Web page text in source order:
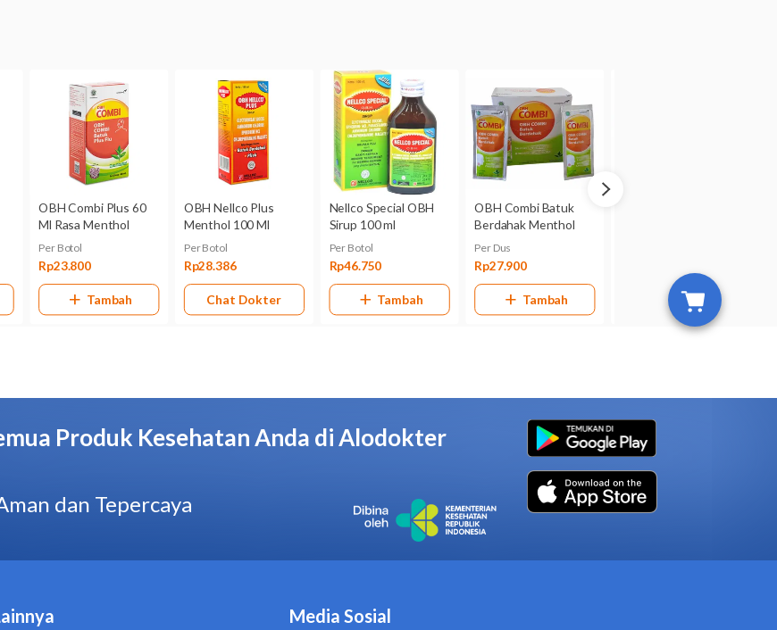
pseudoephedrine HCl 7,5 mg, chlorpheniramine maleate 1 mg
Dikonsumsi oleh
Anak-anak
OBH Combi Anak Batuk Plus Flu Rasa Madu 60 ml untuk Ibu Hamil dan Menyusui
Kategori N:Belum dikategorikan.
Produk ini khusus untuk anak-anak. OBH Combi Anak Batuk Plus Flu tidak dianjurkan
digunakan pada wanita hamil atau menyusui, kecuali atas petunjuk dokter.
Bentuk Obat
Sirup
Combiphar - Indonesia
obat batuk herbal ini.